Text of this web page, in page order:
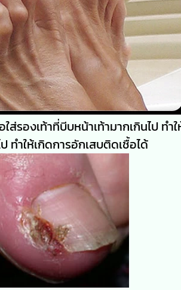
ส่รองเท้าที่บีบหน้าเท้ามากเกินไป ทำ
ทำให้เกิดการอักเสบติดเชื้อได้